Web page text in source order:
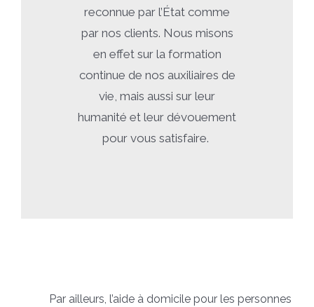
reconnue par l’État comme
par nos clients. Nous misons
en effet sur la formation
continue de nos auxiliaires de
vie, mais aussi sur leur
humanité et leur dévouement
pour vous satisfaire.
Par ailleurs, l’aide à domicile pour les personnes